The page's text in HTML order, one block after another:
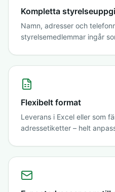
Kompletta
Namn, adresser och
styrelsemedlemmar ingår
Flexibelt format
Leverans i Excel eller som
adressetiketter – helt